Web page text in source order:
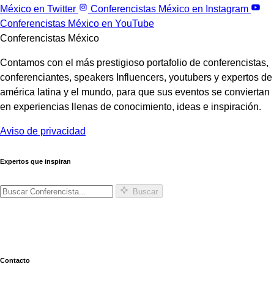
México en Twitter
Conferencistas México en Instagram
Conferencistas México en YouTube
Conferencistas México
Contamos con el más prestigioso portafolio de conferencistas,
conferenciantes, speakers Influencers, youtubers y expertos de
américa latina y el mundo, para que sus eventos se conviertan
en experiencias llenas de conocimiento, ideas e inspiración.
Aviso de privacidad
Expertos que inspiran
Buscar
Contacto